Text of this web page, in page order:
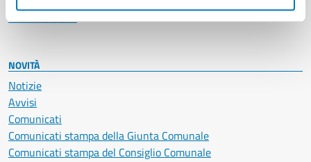
Vita lavorativa
NOVITÀ
Notizie
Avvisi
Comunicati
Comunicati stampa della Giunta Comunale
Comunicati stampa del Consiglio Comunale